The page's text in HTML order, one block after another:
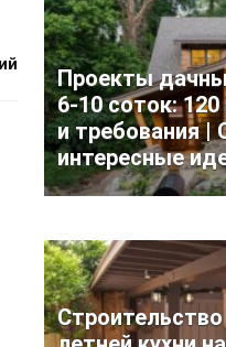
Проекты
6-10 соток:
и требования |
интересные